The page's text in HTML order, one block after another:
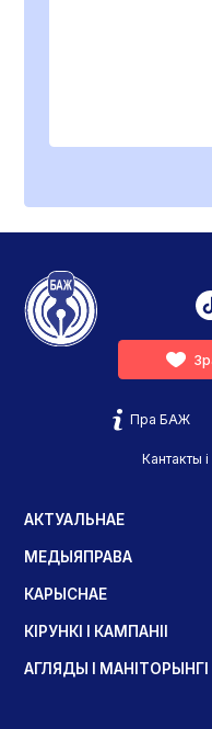
Пра БАЖ
Кантакты
АКТУАЛЬНАЕ
МЕДЫЯПРАВА
КАРЫСНАЕ
КІРУНКІ І КАМПАНІІ
АГЛЯДЫ І МАНІТОРЫНГІ